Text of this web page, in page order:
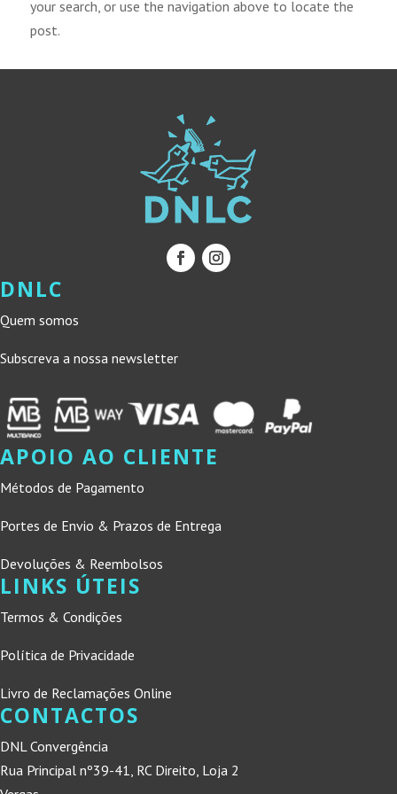
your search, or use the navigation above to locate the
post.
DNLC
Quem somos
Subscreva a nossa newsletter
APOIO AO CLIENTE
Métodos de Pagamento
Portes de Envio & Prazos de Entrega
Devoluções & Reembolsos
LINKS ÚTEIS
Termos & Condições
Política de Privacidade
Livro de Reclamações Online
CONTACTOS
DNL Convergência
Rua Principal nº39-41, RC Direito, Loja 2